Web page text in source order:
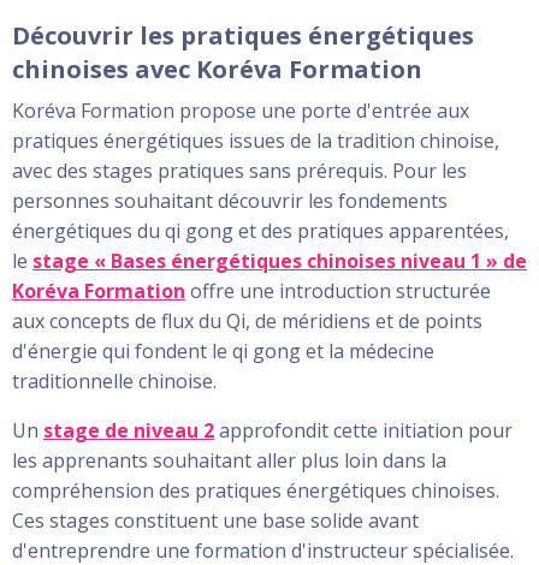
Découvrir les pratiques énergétiques
chinoises avec Koréva Formation
Koréva Formation propose une porte d'entrée aux
pratiques énergétiques issues de la tradition chinoise,
avec des stages pratiques sans prérequis. Pour les
personnes souhaitant découvrir les fondements
énergétiques du qi gong et des pratiques apparentées,
le stage « Bases énergétiques chinoises niveau 1 » de
Koréva Formation offre une introduction structurée
aux concepts de flux du Qi, de méridiens et de points
d'énergie qui fondent le qi gong et la médecine
traditionnelle chinoise.
Un stage de niveau 2approfondit cette initiation pour
les apprenants souhaitant aller plus loin dans la
compréhension des pratiques énergétiques chinoises.
Ces stages constituent une base solide avant
d'entreprendre une formation d'instructeur spécialisée.